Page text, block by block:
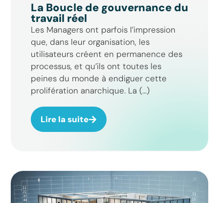
La Boucle de gouvernance du
travail réel
Les Managers ont parfois l’impression
que, dans leur organisation, les
utilisateurs créent en permanence des
processus, et qu’ils ont toutes les
peines du monde à endiguer cette
prolifération anarchique. La (...)
Lire la suite